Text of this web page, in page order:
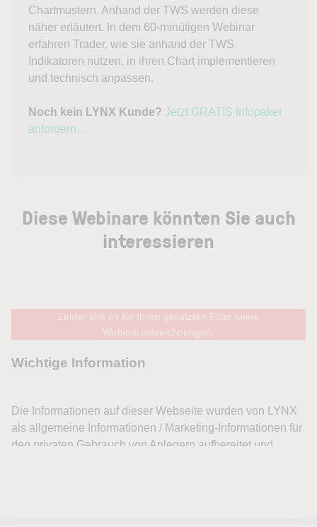
Chartmustern. Anhand der TWS werden diese
näher erläutert. In dem 60-minütigen Webinar
erfahren Trader, wie sie anhand der TWS
Indikatoren nutzen, in ihren Chart implementieren
und technisch anpassen.
Noch kein LYNX Kunde? Jetzt GRATIS Infopaket
anfordern…
Diese Webinare könnten Sie auch
interessieren
Leider gibt es für Ihren gesetzten Filter keine
Webinaraufzeichnungen.